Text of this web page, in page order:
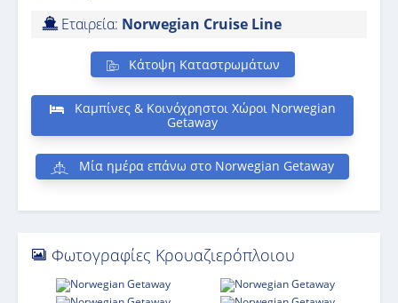
Εταιρεία: Norwegian Cruise Line
Κάτοψη Καταστρωμάτων
Καμπίνες & Κοινόχρηστοι Χώροι Norwegian
Getaway
Μία ημέρα επάνω στο Norwegian Getaway
Φωτογραφίες Κρουαζιερόπλοιου